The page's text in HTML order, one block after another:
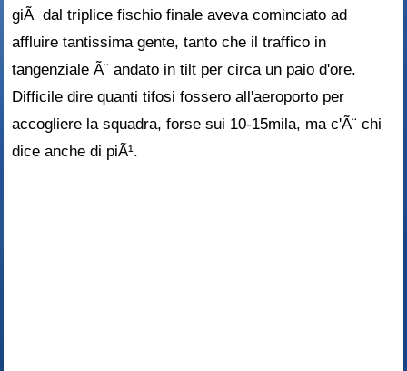
giÃ dal triplice fischio finale aveva cominciato ad
affluire tantissima gente, tanto che il traffico in
tangenziale Ã¨ andato in tilt per circa un paio d'ore.
Difficile dire quanti tifosi fossero all'aeroporto per
accogliere la squadra, forse sui 10-15mila, ma c'Ã¨ chi
dice anche di piÃ¹.